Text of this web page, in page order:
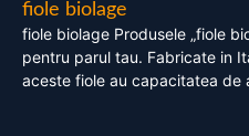
fiole biolage
fiole biolage Produsele „fiole
pentru parul tau. Fabricate in
aceste fiole au capacitatea de